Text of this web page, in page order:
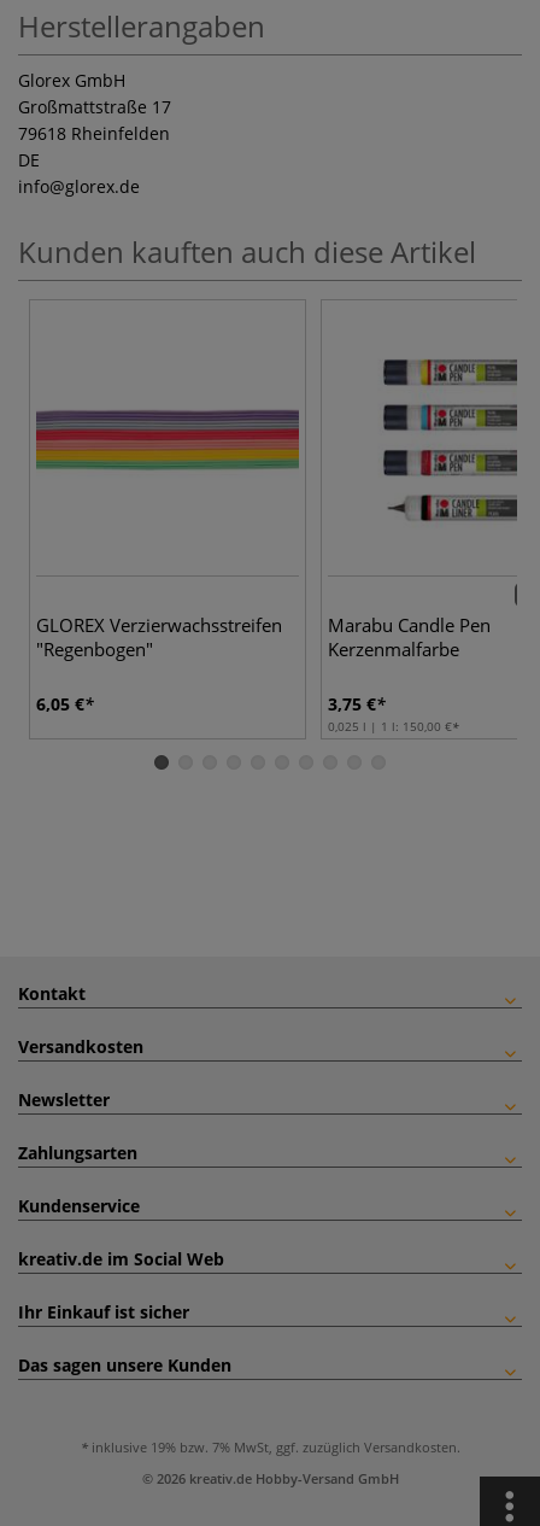
Herstellerangaben
Glorex GmbH
Großmattstraße 17
79618 Rheinfelden
DE
info@glorex.de
Kunden kauften auch diese Artikel
GLOREX Verzierwachsstreifen
"Regenbogen"
6,05 €
Marabu Candle Pen
Kerzenmalfarbe
3,75 €
0,025 l | 1 l: 150,00 €
Kontakt
Versandkosten
Newsletter
Zahlungsarten
Kundenservice
kreativ.de im Social Web
Ihr Einkauf ist sicher
Das sagen unsere Kunden
inklusive 19% bzw. 7% MwSt, ggf. zuzüglich Versandkosten.
© 2026 kreativ.de Hobby-Versand GmbH